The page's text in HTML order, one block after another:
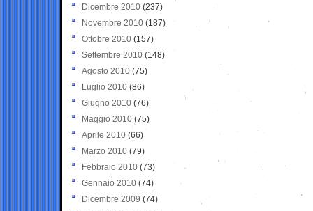
Dicembre 2010 (237)
Novembre 2010 (187)
Ottobre 2010 (157)
Settembre 2010 (148)
Agosto 2010 (75)
Luglio 2010 (86)
Giugno 2010 (76)
Maggio 2010 (75)
Aprile 2010 (66)
Marzo 2010 (79)
Febbraio 2010 (73)
Gennaio 2010 (74)
Dicembre 2009 (74)